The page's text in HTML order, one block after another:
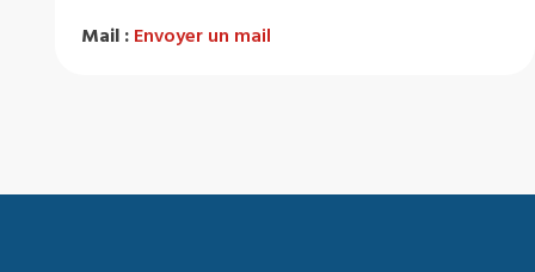
Mail : Envoyer un mail